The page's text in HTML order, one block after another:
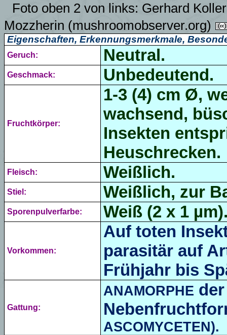
Foto oben 2 von links: Gerhard
Mozzherin (mushroomobserver.org)
Eigenschaften, Erkennungsmerkmale,
Geruch: Neutral.
Geschmack: Unbedeutend.
Fruchtkörper:
1-3 (4) cm Ø,
wachsend,
Insekten
Heuschrecken.
Fleisch: Weißlich.
Stiel: Weißlich, zur
Sporenpulverfarbe: Weiß (2 x 1
Vorkommen:
Auf toten
parasitär auf
Frühjahr bis
Gattung:
ANAMORPHE
ASCOMYCETEN).